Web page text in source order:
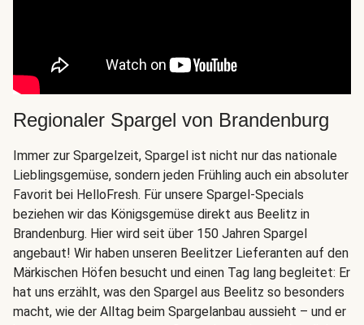
Regionaler Spargel von Brandenburg
Immer zur Spargelzeit, Spargel ist nicht nur das nationale
Lieblingsgemüse, sondern jeden Frühling auch ein absoluter
Favorit bei HelloFresh. Für unsere Spargel-Specials
beziehen wir das Königsgemüse direkt aus Beelitz in
Brandenburg. Hier wird seit über 150 Jahren Spargel
angebaut! Wir haben unseren Beelitzer Lieferanten auf den
Märkischen Höfen besucht und einen Tag lang begleitet: Er
hat uns erzählt, was den Spargel aus Beelitz so besonders
macht, wie der Alltag beim Spargelanbau aussieht – und er